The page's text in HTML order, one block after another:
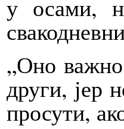
у осами,
„Оно
други, јер
просути,